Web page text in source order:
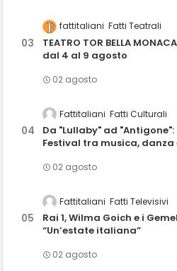
fattitaliani Fatti Teatrali
TEATRO TOR BELLA
dal 4 al 9 agosto
02 agosto
Fattitaliani Fatti Culturali
Da "Lullaby" ad
Festival tra musica,
02 agosto
Fattitaliani Fatti Televisivi
Rai 1, Wilma Goich e i
“Un’estate italiana”
02 agosto